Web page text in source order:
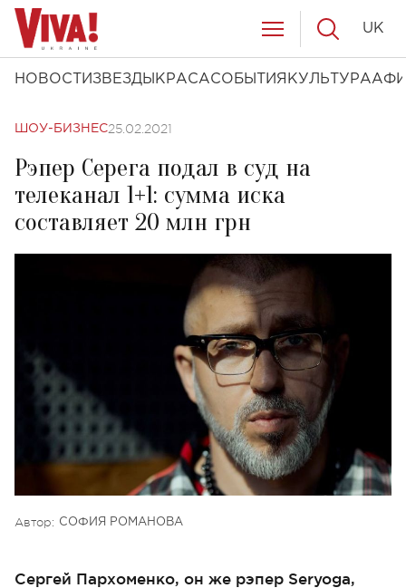
НОВОСТИ ЗВЕЗДЫ КРАСАСОБЫТИЯ КУЛЬТУРА
UK
ШОУ-БИЗНЕС25.02.2021
Рэпер Серега подал в суд на
телеканал 1+1: сумма иска
составляет 20 млн грн
Автор: СОФИЯ РОМАНОВА
Сергей Пархоменко, он же рэпер Seryoga,